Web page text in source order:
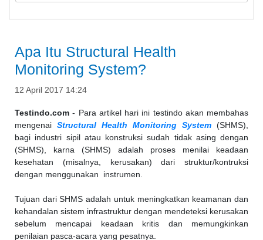
Apa Itu Structural Health
Monitoring System?
12 April 2017 14:24
Testindo.com - Para artikel hari ini testindo akan membahas
mengenai Structural Health Monitoring System (SHMS),
bagi industri sipil atau konstruksi sudah tidak asing dengan
(SHMS), karna (SHMS) adalah proses menilai keadaan
kesehatan (misalnya, kerusakan) dari struktur/kontruksi
dengan menggunakan instrumen.
Tujuan dari SHMS adalah untuk meningkatkan keamanan dan
kehandalan sistem infrastruktur dengan mendeteksi kerusakan
sebelum mencapai keadaan kritis dan memungkinkan
penilaian pasca-acara yang pesatnya.